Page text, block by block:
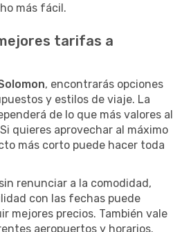
más fácil.
tarifas a
, encontrarás opciones
y estilos de viaje. La
de lo que más valores al
quieres aprovechar al máximo
más corto puede hacer toda
renunciar a la comodidad,
con las fechas puede
mejores precios. También vale
aeropuertos y horarios.